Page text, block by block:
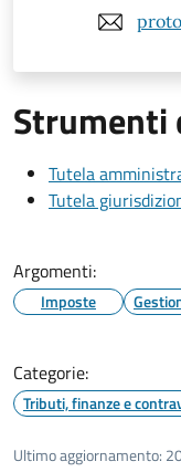
Strumenti
Tutela
Tutela
Argomenti:
Imposte
Categorie:
Tributi, finanze e
Ultimo aggiornamento: